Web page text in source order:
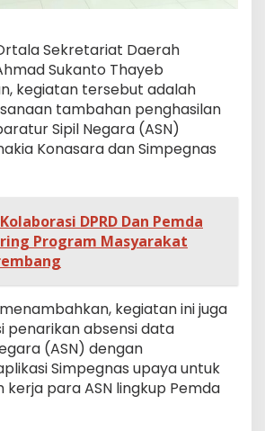
Sekretariat Daerah
Sukanto Thayeb
kegiatan tersebut adalah
tambahan penghasilan
Sipil Negara (ASN)
Konasara dan Simpegnas
Kolaborasi DPRD Dan Pemda
Program Masyarakat
kegiatan ini juga
penarikan absensi data
(ASN) dengan
Simpegnas upaya untuk
para ASN lingkup Pemda